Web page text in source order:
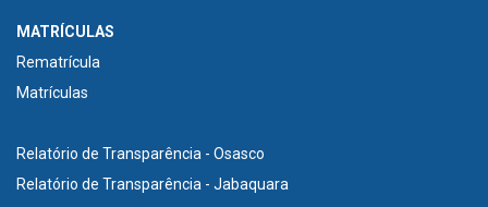
MATRÍCULAS
Rematrícula
Matrículas
Relatório de Transparência - Osasco
Relatório de Transparência - Jabaquara